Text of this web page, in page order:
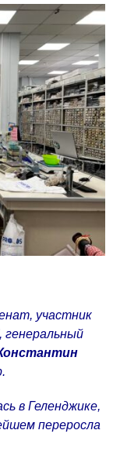
участник
генеральный
в Геленджике,
переросла